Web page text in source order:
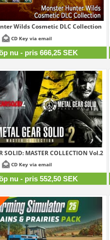
Wilds Cosmetic DLC Collection
666,25 SEK
CD Key via email
nu - pris 666,25 SEK
SOLID: MASTER COLLECTION Vol.2
552,50 SEK
CD Key via email
nu - pris 552,50 SEK